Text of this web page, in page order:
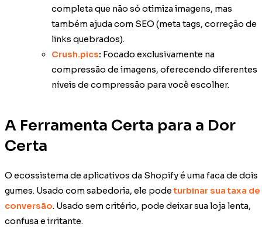
completa que não só otimiza imagens, mas
também ajuda com SEO (meta tags, correção de
links quebrados).
Crush.pics: Focado exclusivamente na
compressão de imagens, oferecendo diferentes
níveis de compressão para você escolher.
A Ferramenta Certa para a Dor
Certa
O ecossistema de aplicativos da Shopify é uma faca de dois
gumes. Usado com sabedoria, ele podeturbinar sua taxa de
conversão. Usado sem critério, pode deixar sua loja lenta,
confusa e irritante.